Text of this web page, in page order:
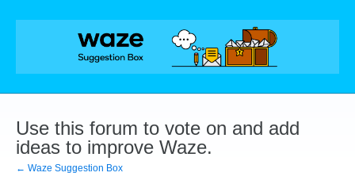
Skip
Use this forum to vote on and add
ideas to improve Waze.
← Waze Suggestion Box